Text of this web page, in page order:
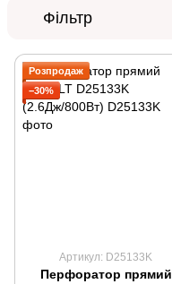
Фільтр
Розпродаж
−30%
Артикул: D25133K
Перфоратор прямий